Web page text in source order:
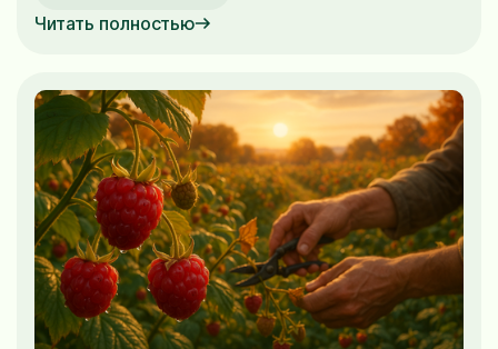
развиваться в следующем сезоне. На самом
деле, если вы правильно позаботитесь о них,
Читать полностью